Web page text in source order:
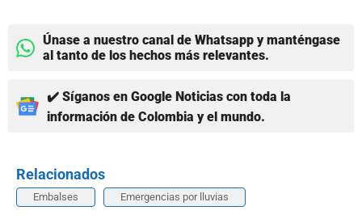
Únase a nuestro canal de Whatsapp y manténgase
al tanto de los hechos más relevantes.
✔️ Síganos en Google Noticias con toda la
información de Colombia y el mundo.
Relacionados
Embalses Emergencias por lluvias